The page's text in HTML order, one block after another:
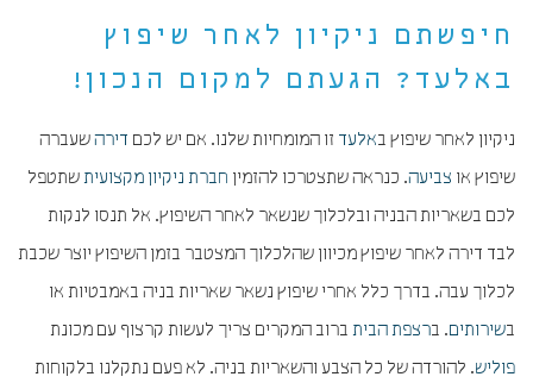
חיפשתם ניקיון לאחר שיפוץ
באלעד? הגעתם למקום הנכון!
ניקיון לאחר שיפוץ באלעד זו המומחיות שלנו. אם יש לכם דירהשעברה
שיפוץ או צביעה. כנראה שתצטרכו להזמין חברת ניקיון מקצועיתשתטפל
לכם בשאריות הבניה ובלכלוך שנשאר לאחר השיפוץ. אל תנסו לנקות
לבד דירה לאחר שיפוץ מכיוון שהלכלוך המצטבר בזמן השיפוץ יוצר שכבת
לכלוך עבה. בדרך כלל אחרי שיפוץ נשאר שאריות בניה באמבטיות או
בשירותים. ברצפת הבית ברוב המקרים צריך לעשות קרצוף עם מכונת
פוליש. להורדה של כל הצבע והשאריות בניה. לא פעם נתקלנו בלקוחות